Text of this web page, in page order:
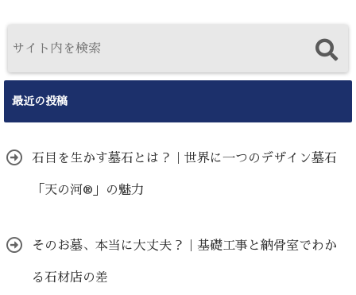
最近の投稿
石目を生かす墓石とは？｜世界に一つのデザイン墓石
「天の河®」の魅力
そのお墓、本当に大丈夫？｜基礎工事と納骨室でわか
る石材店の差